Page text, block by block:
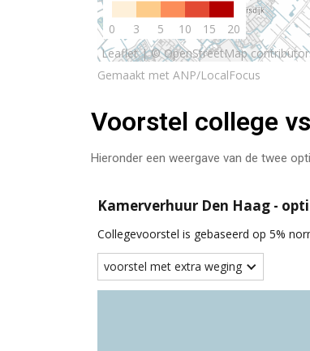
Voorstel college
Hieronder een weergave van de twee